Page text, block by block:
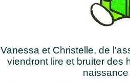
Vanessa et Christelle, de
viendront lire et bruiter des